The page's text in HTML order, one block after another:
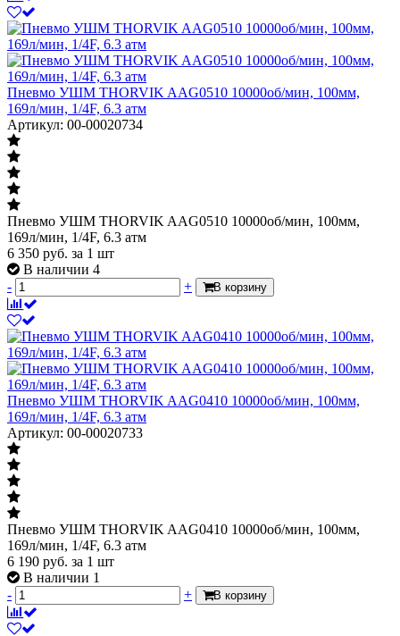
Пневмо УШМ THORVIK AAG0510 10000об/мин, 100мм,
169л/мин, 1/4F, 6.3 атм
Артикул: 00-00020734
Пневмо УШМ THORVIK AAG0510 10000об/мин, 100мм,
169л/мин, 1/4F, 6.3 атм
6 350 руб. за 1 шт
В наличии 4
-
+ В корзину
Пневмо УШМ THORVIK AAG0410 10000об/мин, 100мм,
169л/мин, 1/4F, 6.3 атм
Артикул: 00-00020733
Пневмо УШМ THORVIK AAG0410 10000об/мин, 100мм,
169л/мин, 1/4F, 6.3 атм
6 190 руб. за 1 шт
В наличии 1
-
+ В корзину